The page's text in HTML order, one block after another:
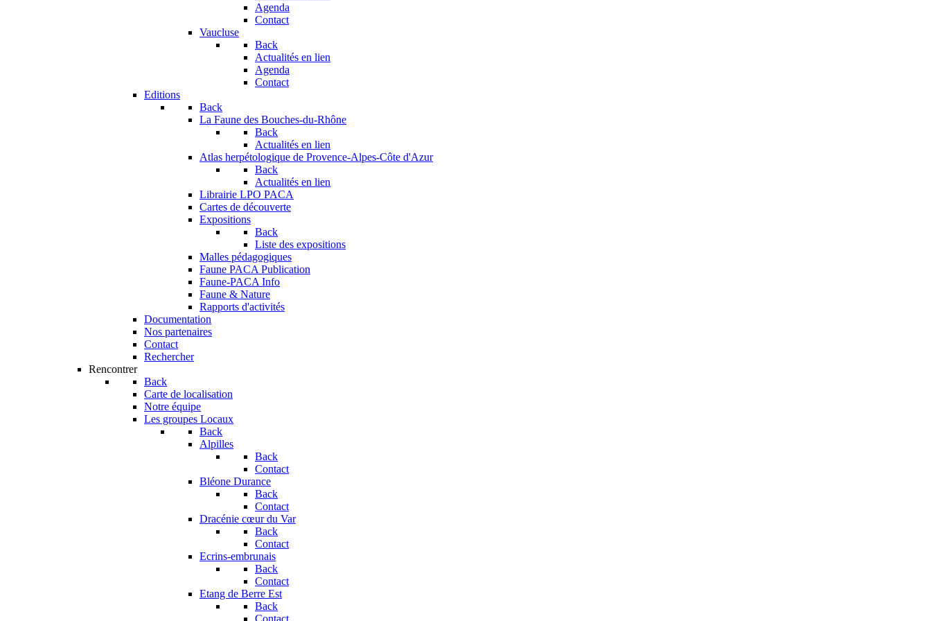
Agenda
Contact
Vaucluse
Back
Actualités en lien
Agenda
Contact
Editions
Back
La Faune des Bouches-du-Rhône
Back
Actualités en lien
Atlas herpétologique de Provence-Alpes-Côte d'Azur
Back
Actualités en lien
Librairie LPO PACA
Cartes de découverte
Expositions
Back
Liste des expositions
Malles pédagogiques
Faune PACA Publication
Faune-PACA Info
Faune & Nature
Rapports d'activités
Documentation
Nos partenaires
Contact
Rechercher
Rencontrer
Back
Carte de localisation
Notre équipe
Les groupes Locaux
Back
Alpilles
Back
Contact
Bléone Durance
Back
Contact
Dracénie cœur du Var
Back
Contact
Ecrins-embrunais
Back
Contact
Etang de Berre Est
Back
Contact